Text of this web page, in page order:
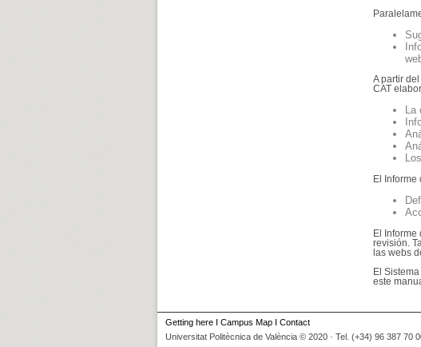
A partir
CAT
La
El
El
revisión.
las webs
El
este
Getting here I Campus Map I Contact
Universitat Politècnica de València © 2020 · Tel. (+34) 96 387 70